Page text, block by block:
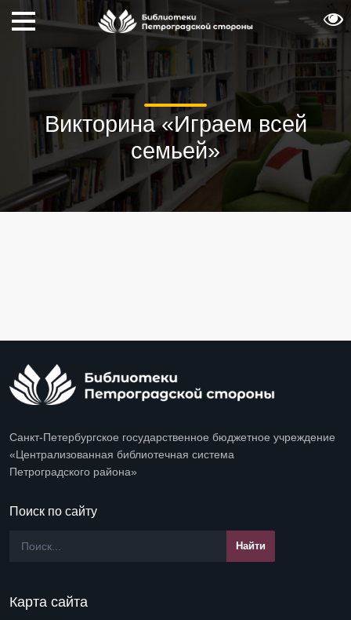
Викторина «Играем всей
семьей»
Санкт-Петербургское государственное бюджетное учреждение
«Централизованная библиотечная система
Петроградского района»
Поиск по сайту
Карта сайта